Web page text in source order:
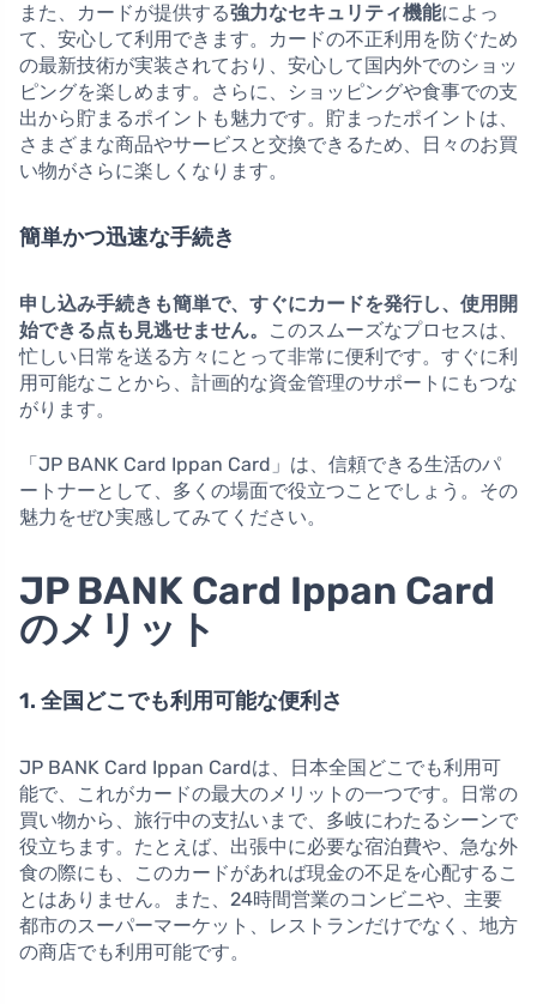
また、カードが提供する強力なセキュリティ機能によっ
て、安心して利用できます。カードの不正利用を防ぐため
の最新技術が実装されており、安心して国内外でのショッ
ピングを楽しめます。さらに、ショッピングや食事での支
出から貯まるポイントも魅力です。貯まったポイントは、
さまざまな商品やサービスと交換できるため、日々のお買
い物がさらに楽しくなります。
簡単かつ迅速な手続き
申し込み手続きも簡単で、すぐにカードを発行し、使用開
始できる点も見逃せません。
このスムーズなプロセスは、
忙しい日常を送る方々にとって非常に便利です。すぐに利
用可能なことから、計画的な資金管理のサポートにもつな
がります。
「JP BANK Card Ippan Card」は、信頼できる生活のパ
ートナーとして、多くの場面で役立つことでしょう。その
魅力をぜひ実感してみてください。
JP BANK Card Ippan Card
のメリット
1. 全国どこでも利用可能な便利さ
JP BANK Card Ippan Cardは、日本全国どこでも利用可
能で、これがカードの最大のメリットの一つです。日常の
買い物から、旅行中の支払いまで、多岐にわたるシーンで
役立ちます。たとえば、出張中に必要な宿泊費や、急な外
食の際にも、このカードがあれば現金の不足を心配するこ
とはありません。また、24時間営業のコンビニや、主要
都市のスーパーマーケット、レストランだけでなく、地方
の商店でも利用可能です。